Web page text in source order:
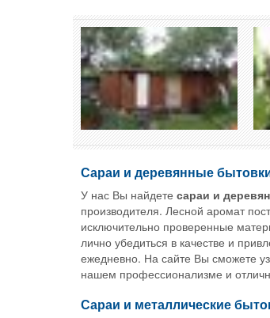
Сараи и деревянные
У нас Вы найдете сараи и
производителя. Лесной аромат
исключительно проверенные
лично убедиться в качестве и
ежедневно. На сайте Вы сможете
нашем профессионализме и
Сараи и металлические